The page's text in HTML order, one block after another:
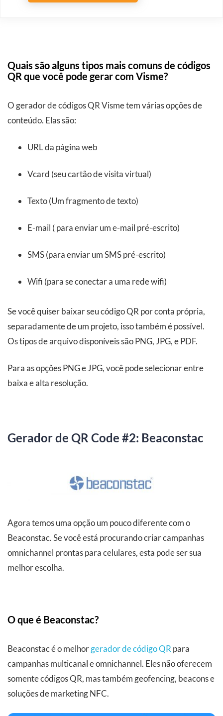
Quais são alguns tipos mais comuns de códigos
QR que você pode gerar com Visme?
O gerador de códigos QR Visme tem várias opções de
conteúdo. Elas são:
URL da página web
Vcard (seu cartão de visita virtual)
Texto (Um fragmento de texto)
E-mail ( para enviar um e-mail pré-escrito)
SMS (para enviar um SMS pré-escrito)
Wifi (para se conectar a uma rede wifi)
Se você quiser baixar seu código QR por conta própria,
separadamente de um projeto, isso também é possível.
Os tipos de arquivo disponíveis são PNG, JPG, e PDF.
Para as opções PNG e JPG, você pode selecionar entre
baixa e alta resolução.
Gerador de QR Code #2: Beaconstac
Agora temos uma opção um pouco diferente com o
Beaconstac. Se você está procurando criar campanhas
omnichannel prontas para celulares, esta pode ser sua
melhor escolha.
O que é Beaconstac?
Beaconstac é o melhorgerador de código QR para
campanhas multicanal e omnichannel. Eles não oferecem
somente códigos QR, mas também geofencing, beacons e
soluções de marketing NFC.